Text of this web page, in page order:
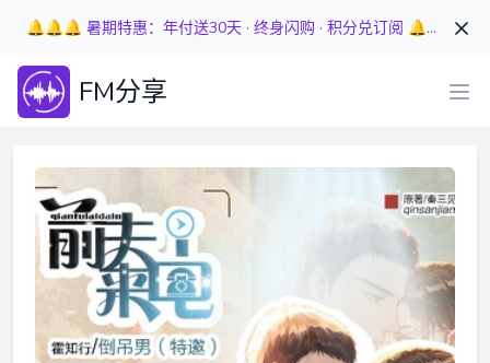
🔔🔔🔔 暑期特惠：年付送30天 · 终身闪购 · 积分兑订阅 🔔🔔🔔
FM分享